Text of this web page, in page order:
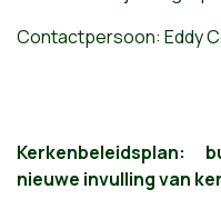
Contactpersoon: Eddy
Kerkenbeleidsplan:
nieuwe invulling van